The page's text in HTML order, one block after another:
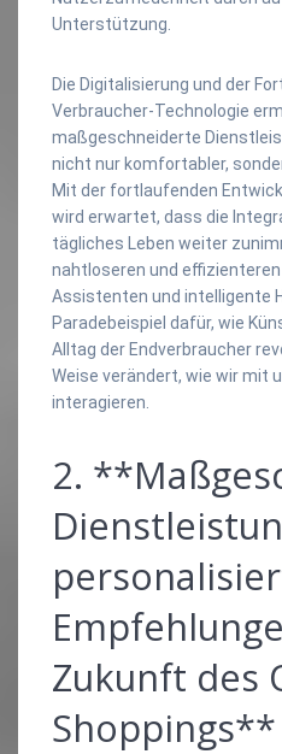
Unterstützung.
Die Digitalisierung und der
Verbraucher-Technologie
maßgeschneiderte
nicht nur komfortabler,
Mit der fortlaufenden
wird erwartet, dass die
tägliches Leben weiter
nahtloseren und
Assistenten und intelligente
Paradebeispiel dafür, wie
Alltag der Endverbraucher
Weise verändert, wie wir mit
interagieren.
2.
Zukunft des
Shoppings**